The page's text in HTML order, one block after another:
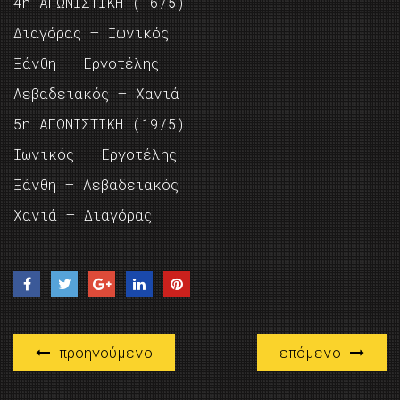
Διαγόρας – Ιωνικός
Ξάνθη – Εργοτέλης
Λεβαδειακός – Χανιά
5η ΑΓΩΝΙΣΤΙΚΗ (19/5)
Ιωνικός – Εργοτέλης
Ξάνθη – Λεβαδειακός
Χανιά – Διαγόρας
προηγούμενο επόμενο